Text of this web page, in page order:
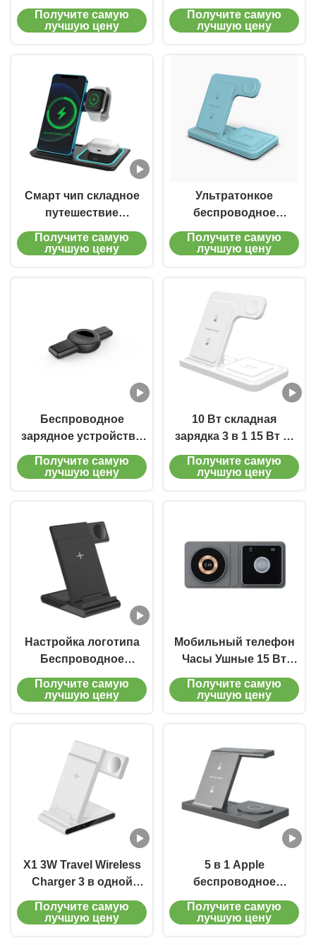
для путешествий с 3
Вт зарядкой и
Получите самую
лучшую цену
путешествия
беспроводное
беспроводное
зарядное устройство
для Samsung Galaxy
часов
Получите самую
лучшую цену
Смарт чип складное
путешествие
беспроводное
зарядное устройство
Получите самую
лучшую цену
Ультратонкое
беспроводное
зарядное устройство
для путешествий
зарядное устройство
Qi 15w для
смартфонов
Получите самую
лучшую цену
Беспроводное
зарядное устройство
USB Type C для
путешествий X512 для
Получите самую
лучшую цену
10 Вт складная
зарядка 3 в 1 15 Вт Qi
беспроводное
зарядное устройство
Получите самую
лучшую цену
Настройка логотипа
Беспроводное
зарядное устройство
для путешествий 12 В
зарядное устройство
Получите самую
лучшую цену
Мобильный телефон
Часы Ушные 15 Вт
складное путешествие
Беспроводное
Получите самую
лучшую цену
X1 3W Travel Wireless
Charger 3 в одной
зарядной станции 75%
эффективность
Получите самую
лучшую цену
5 в 1 Apple
беспроводное
зарядное устройство
складное
Получите самую
лучшую цену